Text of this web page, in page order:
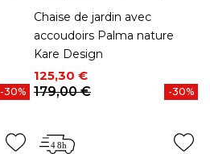
-30%
Chaise de jardin avec
accoudoirs Palma nature
Kare Design
Prix
125,30 €
Prix de base
179,00 €
-30%